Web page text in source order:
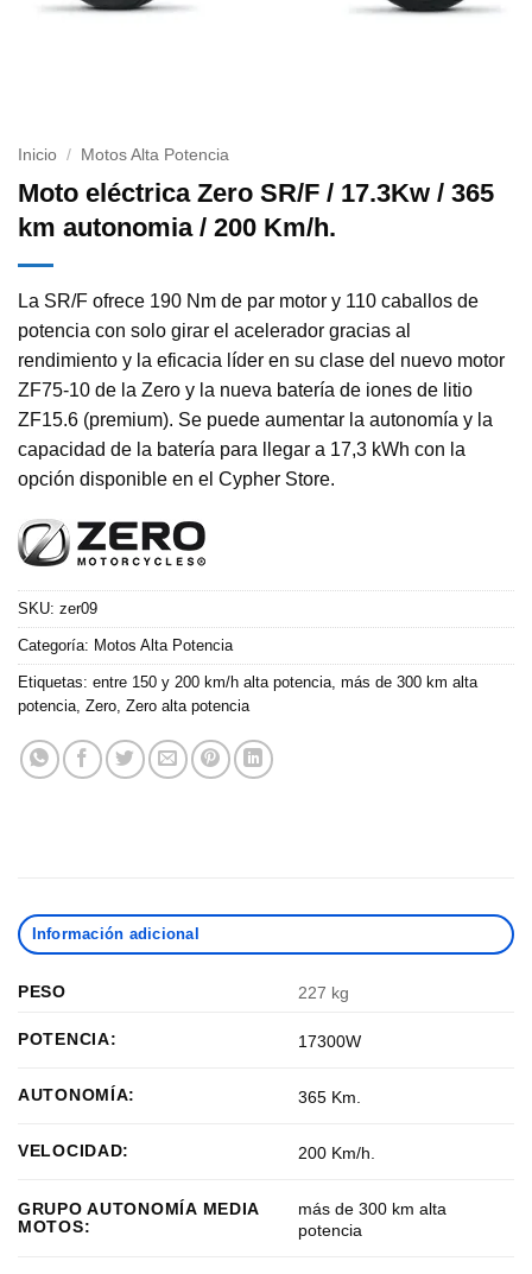
Inicio / Motos Alta Potencia
Moto eléctrica Zero SR/F / 17.3Kw / 365
km autonomia / 200 Km/h.
La SR/F ofrece 190 Nm de par motor y 110 caballos de
potencia con solo girar el acelerador gracias al
rendimiento y la eficacia líder en su clase del nuevo motor
ZF75-10 de la Zero y la nueva batería de iones de litio
ZF15.6 (premium). Se puede aumentar la autonomía y la
capacidad de la batería para llegar a 17,3 kWh con la
opción disponible en el Cypher Store.
SKU: zer09
Categoría: Motos Alta Potencia
Etiquetas: entre 150 y 200 km/h alta potencia, más de 300 km alta
potencia, Zero, Zero alta potencia
Información adicional
PESO 227 kg
POTENCIA: 17300W
AUTONOMÍA: 365 Km.
VELOCIDAD: 200 Km/h.
GRUPO AUTONOMÍA MEDIA
MOTOS:
más de 300 km alta
potencia